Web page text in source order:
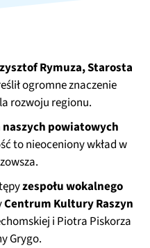
Rymuza, Starosta
ogromne znaczenie
rozwoju regionu.
powiatowych
to nieoceniony wkład w
zespołu wokalnego
Centrum Kultury Raszyn
i Piotra Piskorza
Grygo.